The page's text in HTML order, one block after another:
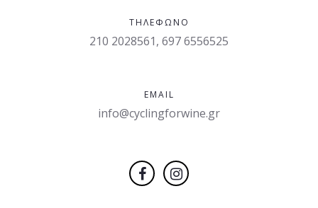
ΤΗΛΈΦΩΝΟ
210 2028561, 697 6556525
EMAIL
info@cyclingforwine.gr